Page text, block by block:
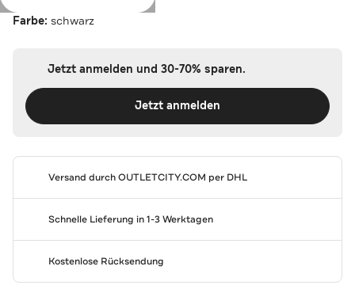
Farbe: schwarz
Jetzt anmelden und 30-70% sparen.
Jetzt anmelden
Versand durchOUTLETCITY.COM per DHL
Schnelle Lieferung in 1-3 Werktagen
Kostenlose Rücksendung